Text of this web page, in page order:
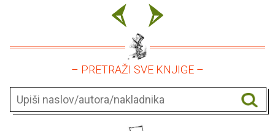
– PRETRAŽI SVE KNJIGE –